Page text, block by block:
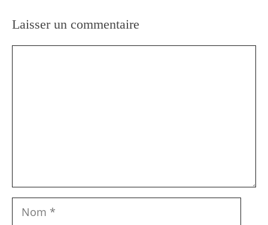
Laisser un commentaire
Nom